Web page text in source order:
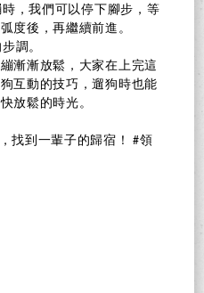
，我們可以停下腳步，等
度後，再繼續前進。
調。
漸漸放鬆，大家在上完這
互動的技巧，遛狗時也能
放鬆的時光。
找到一輩子的歸宿！ #領